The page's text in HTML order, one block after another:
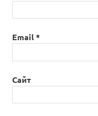
Email*
Сайт